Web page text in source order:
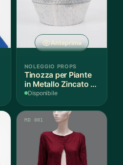
Anteprima
NOLEGGIO PROPS
Tinozza per Piante
in Metallo Zincato -
1 Pezzo
Disponibile
MD 001